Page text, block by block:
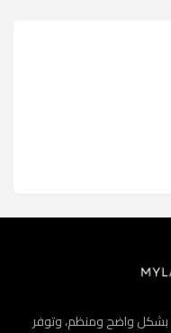
بشكل واضح ومنظم، وتوفر